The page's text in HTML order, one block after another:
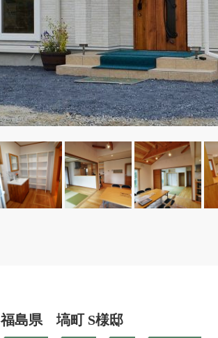
福島県 塙町 S様邸